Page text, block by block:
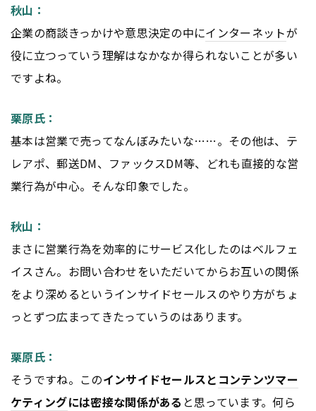
秋山：
企業の商談きっかけや意思決定の中にインターネットが
役に立つっていう理解はなかなか得られないことが多い
ですよね。
栗原氏：
基本は営業で売ってなんぼみたいな……。その他は、テ
レアポ、郵送DM、ファックスDM等、どれも直接的な営
業行為が中心。そんな印象でした。
秋山：
まさに営業行為を効率的にサービス化したのはベルフェ
イスさん。お問い合わせをいただいてからお互いの関係
をより深めるというインサイドセールスのやり方がちょ
っとずつ広まってきたっていうのはあります。
栗原氏：
そうですね。このインサイドセールスと コンテンツマー
ケティングには密接な関係がある と思っています。何ら